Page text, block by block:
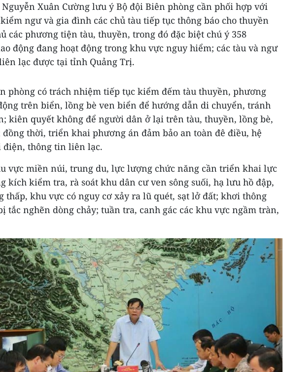
Xuân Cường lưu ý Bộ đội Biên phòng cần phối hợp với
ngư và gia đình các chủ tàu tiếp tục thông báo cho thuyền
các phương tiện tàu, thuyền, trong đó đặc biệt chú ý 358
động đang hoạt động trong khu vực nguy hiểm; các tàu và ngư
lạc được tại tỉnh Quảng Trị.
phòng có trách nhiệm tiếp tục kiểm đếm tàu thuyền, phương
trên biển, lồng bè ven biển để hướng dẫn di chuyển, tránh
kiên quyết không để người dân ở lại trên tàu, thuyền, lồng bè,
đồng thời, triển khai phương án đảm bảo an toàn đê điều, hệ
điện, thông tin liên lạc.
vực miền núi, trung du, lực lượng chức năng cần triển khai lực
kích kiểm tra, rà soát khu dân cư ven sông suối, hạ lưu hồ đập,
thấp, khu vực có nguy cơ xảy ra lũ quét, sạt lở đất; khơi thông
tắc nghẽn dòng chảy; tuần tra, canh gác các khu vực ngầm tràn,